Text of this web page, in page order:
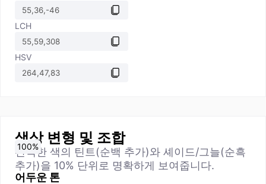
LCH
HSV
색상 변형 및 조합
선택한 색의 틴트(순백 추가)와 셰이드/그늘(순흑
추가)을 10% 단위로 명확하게 보여줍니다.
어두운 톤
0%
10%
20%
30%
40%
50%
60%
70%
80%
90%
100%